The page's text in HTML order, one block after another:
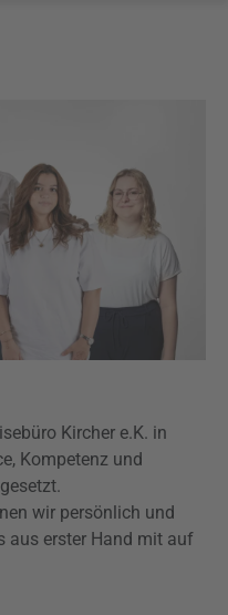
Kircher e.K. in
Kompetenz und
wir persönlich und
aus erster Hand mit auf